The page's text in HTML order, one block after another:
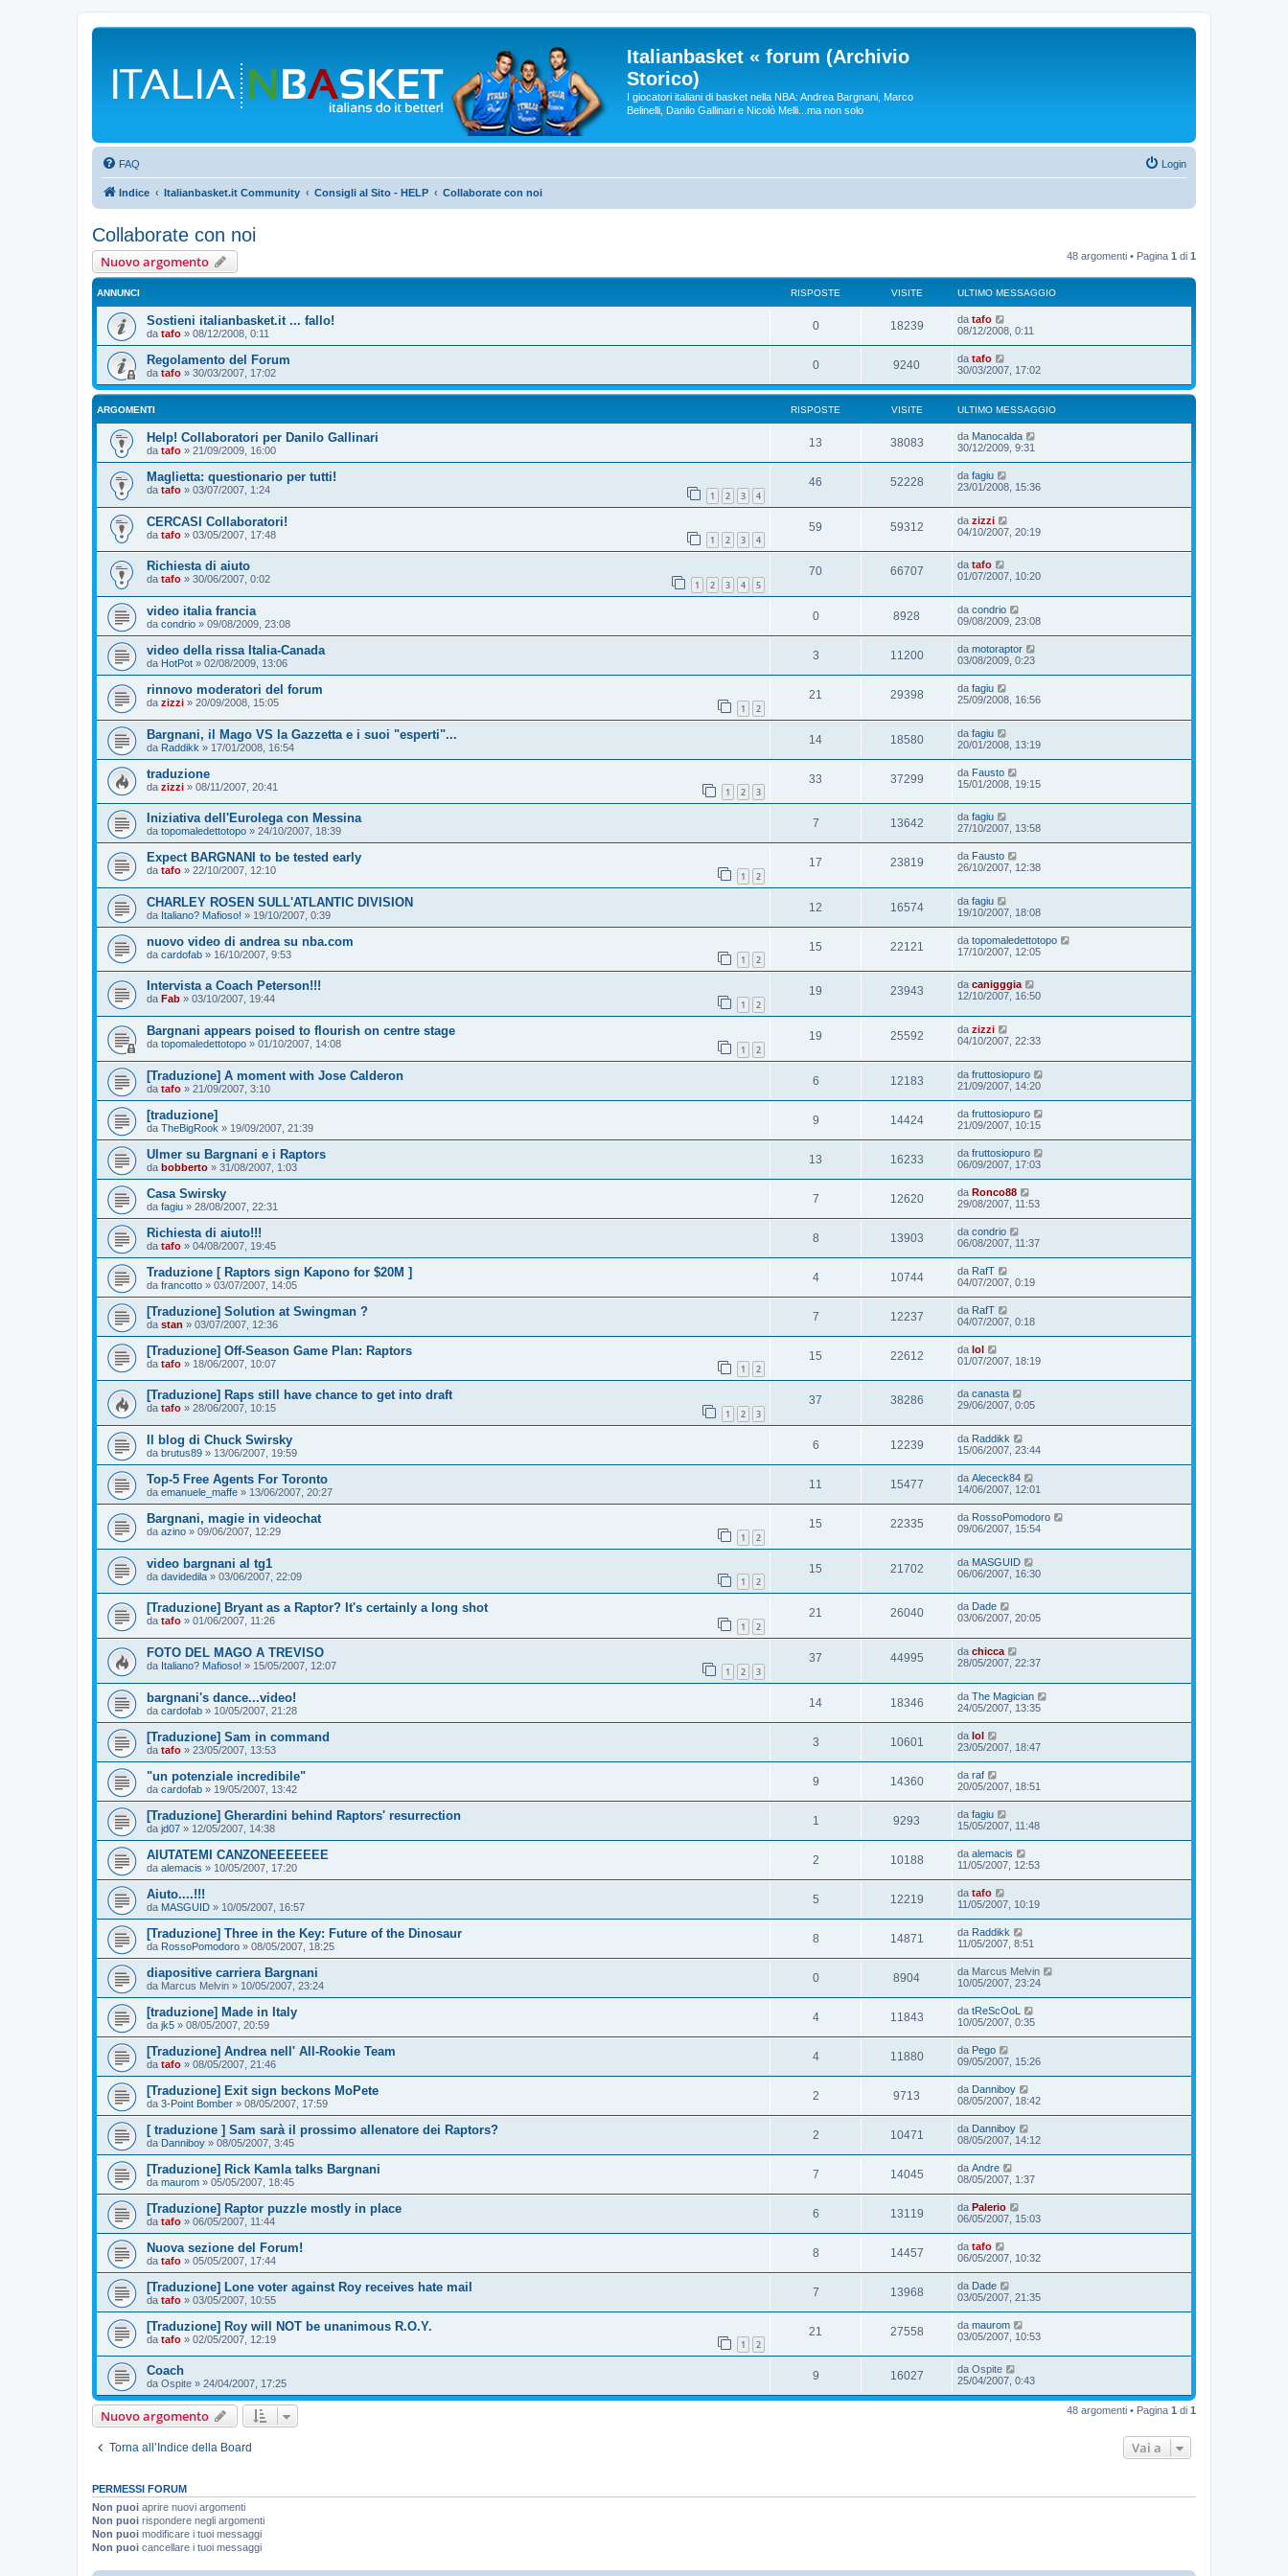
Italianbasket « forum (Archivio
Storico)
I giocatori italiani di basket nella NBA: Andrea Bargnani, Marco
Belinelli, Danilo Gallinari e Nicolò Melli...ma non solo
FAQ Login
Indice Italianbasket.it Community Consigli al Sito - HELP Collaborate con noi
Collaborate con noi
Nuovo argomento 48 argomenti • Pagina 1 di 1
ANNUNCI RISPOSTE VISITE ULTIMO MESSAGGIO
Sostieni italianbasket.it ... fallo!
da tafo » 08/12/2008, 0:11
0 18239 da tafo
08/12/2008, 0:11
Regolamento del Forum
da tafo » 30/03/2007, 17:02
0 9240 da tafo
30/03/2007, 17:02
ARGOMENTI RISPOSTE VISITE ULTIMO MESSAGGIO
Help! Collaboratori per Danilo Gallinari
da tafo » 21/09/2009, 16:00
13 38083 da Manocalda
30/12/2009, 9:31
Maglietta: questionario per tutti!
da tafo » 03/07/2007, 1:24 1 2 3 4
46 52228 da fagiu
23/01/2008, 15:36
CERCASI Collaboratori!
da tafo » 03/05/2007, 17:48 1 2 3 4
59 59312 da zizzi
04/10/2007, 20:19
Richiesta di aiuto
da tafo » 30/06/2007, 0:02 1 2 3 4 5
70 66707 da tafo
01/07/2007, 10:20
video italia francia
da condrio » 09/08/2009, 23:08
0 8928 da condrio
09/08/2009, 23:08
video della rissa Italia-Canada
da HotPot » 02/08/2009, 13:06
3 11200 da motoraptor
03/08/2009, 0:23
rinnovo moderatori del forum
da zizzi » 20/09/2008, 15:05 1 2
21 29398 da fagiu
25/09/2008, 16:56
Bargnani, il Mago VS la Gazzetta e i suoi "esperti"...
da Raddikk » 17/01/2008, 16:54
14 18580 da fagiu
20/01/2008, 13:19
traduzione
da zizzi » 08/11/2007, 20:41 1 2 3
33 37299 da Fausto
15/01/2008, 19:15
Iniziativa dell'Eurolega con Messina
da topomaledettotopo » 24/10/2007, 18:39
7 13642 da fagiu
27/10/2007, 13:58
Expect BARGNANI to be tested early
da tafo » 22/10/2007, 12:10 1 2
17 23819 da Fausto
26/10/2007, 12:38
CHARLEY ROSEN SULL'ATLANTIC DIVISION
da Italiano? Mafioso! » 19/10/2007, 0:39
12 16574 da fagiu
19/10/2007, 18:08
nuovo video di andrea su nba.com
da cardofab » 16/10/2007, 9:53 1 2
15 22121 da topomaledettotopo
17/10/2007, 12:05
Intervista a Coach Peterson!!!
da Fab » 03/10/2007, 19:44 1 2
19 23943 da canigggia
12/10/2007, 16:50
Bargnani appears poised to flourish on centre stage
da topomaledettotopo » 01/10/2007, 14:08 1 2
19 25592 da zizzi
04/10/2007, 22:33
[Traduzione] A moment with Jose Calderon
da tafo » 21/09/2007, 3:10
6 12183 da fruttosiopuro
21/09/2007, 14:20
[traduzione]
da TheBigRook » 19/09/2007, 21:39
9 14424 da fruttosiopuro
21/09/2007, 10:15
Ulmer su Bargnani e i Raptors
da bobberto » 31/08/2007, 1:03
13 16233 da fruttosiopuro
06/09/2007, 17:03
Casa Swirsky
da fagiu » 28/08/2007, 22:31
7 12620 da Ronco88
29/08/2007, 11:53
Richiesta di aiuto!!!
da tafo » 04/08/2007, 19:45
8 13903 da condrio
06/08/2007, 11:37
Traduzione [ Raptors sign Kapono for $20M ]
da francotto » 03/07/2007, 14:05
4 10744 da RafT
04/07/2007, 0:19
[Traduzione] Solution at Swingman ?
da stan » 03/07/2007, 12:36
7 12237 da RafT
04/07/2007, 0:18
[Traduzione] Off-Season Game Plan: Raptors
da tafo » 18/06/2007, 10:07 1 2
15 22612 da lol
01/07/2007, 18:19
[Traduzione] Raps still have chance to get into draft
da tafo » 28/06/2007, 10:15 1 2 3
37 38286 da canasta
29/06/2007, 0:05
Il blog di Chuck Swirsky
da brutus89 » 13/06/2007, 19:59
6 12239 da Raddikk
15/06/2007, 23:44
Top-5 Free Agents For Toronto
da emanuele_maffe » 13/06/2007, 20:27
11 15477 da Alececk84
14/06/2007, 12:01
Bargnani, magie in videochat
da azino » 09/06/2007, 12:29 1 2
15 22335 da RossoPomodoro
09/06/2007, 15:54
video bargnani al tg1
da davidedila » 03/06/2007, 22:09 1 2
15 21702 da MASGUID
06/06/2007, 16:30
[Traduzione] Bryant as a Raptor? It's certainly a long shot
da tafo » 01/06/2007, 11:26 1 2
21 26040 da Dade
03/06/2007, 20:05
FOTO DEL MAGO A TREVISO
da Italiano? Mafioso! » 15/05/2007, 12:07 1 2 3
37 44995 da chicca
28/05/2007, 22:37
bargnani's dance...video!
da cardofab » 10/05/2007, 21:28
14 18346 da The Magician
24/05/2007, 13:35
[Traduzione] Sam in command
da tafo » 23/05/2007, 13:53
3 10601 da lol
23/05/2007, 18:47
"un potenziale incredibile"
da cardofab » 19/05/2007, 13:42
9 14360 da raf
20/05/2007, 18:51
[Traduzione] Gherardini behind Raptors' resurrection
da jd07 » 12/05/2007, 14:38
1 9293 da fagiu
15/05/2007, 11:48
AIUTATEMI CANZONEEEEEEE
da alemacis » 10/05/2007, 17:20
2 10188 da alemacis
11/05/2007, 12:53
Aiuto....!!!
da MASGUID » 10/05/2007, 16:57
5 12219 da tafo
11/05/2007, 10:19
[Traduzione] Three in the Key: Future of the Dinosaur
da RossoPomodoro » 08/05/2007, 18:25
8 14871 da Raddikk
11/05/2007, 8:51
diapositive carriera Bargnani
da Marcus Melvin » 10/05/2007, 23:24
0 8904 da Marcus Melvin
10/05/2007, 23:24
[traduzione] Made in Italy
da jk5 » 08/05/2007, 20:59
4 11843 da tReScOoL
10/05/2007, 0:35
[Traduzione] Andrea nell' All-Rookie Team
da tafo » 08/05/2007, 21:46
4 11880 da Pego
09/05/2007, 15:26
[Traduzione] Exit sign beckons MoPete
da 3-Point Bomber » 08/05/2007, 17:59
2 9713 da Danniboy
08/05/2007, 18:42
[ traduzione ] Sam sarà il prossimo allenatore dei Raptors?
da Danniboy » 08/05/2007, 3:45
2 10471 da Danniboy
08/05/2007, 14:12
[Traduzione] Rick Kamla talks Bargnani
da maurom » 05/05/2007, 18:45
7 14045 da Andre
08/05/2007, 1:37
[Traduzione] Raptor puzzle mostly in place
da tafo » 06/05/2007, 11:44
6 13119 da Palerio
06/05/2007, 15:03
Nuova sezione del Forum!
da tafo » 05/05/2007, 17:44
8 14457 da tafo
06/05/2007, 10:32
[Traduzione] Lone voter against Roy receives hate mail
da tafo » 03/05/2007, 10:55
7 13968 da Dade
03/05/2007, 21:35
[Traduzione] Roy will NOT be unanimous R.O.Y.
da tafo » 02/05/2007, 12:19 1 2
21 27558 da maurom
03/05/2007, 10:53
Coach
da Ospite » 24/04/2007, 17:25
9 16027 da Ospite
25/04/2007, 0:43
Nuovo argomento 48 argomenti • Pagina 1 di 1
Torna all’Indice della Board Vai a
PERMESSI FORUM
Non puoi aprire nuovi argomenti
Non puoi rispondere negli argomenti
Non puoi modificare i tuoi messaggi
Non puoi cancellare i tuoi messaggi